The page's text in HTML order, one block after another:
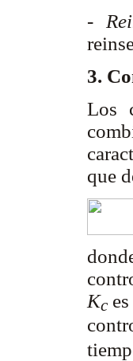
-
3.
Los
que
Kc